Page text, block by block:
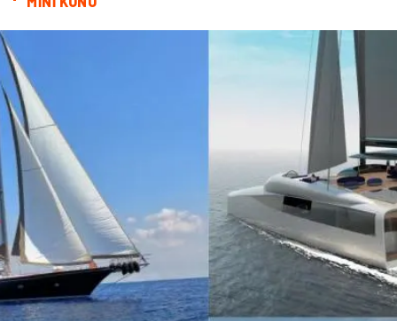
Kültür
Kiralama Servisleri
Basın Yayın
Dernekler ve Birlikler Periyodik Kontrol
Moda İthalat İhracat
Alüminyum Tarım & Hayvancılık